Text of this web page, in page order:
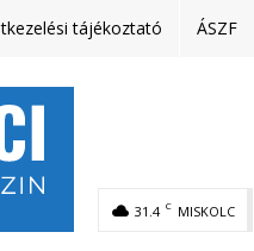
tájékoztató ÁSZF
31.4 C MISKOLC